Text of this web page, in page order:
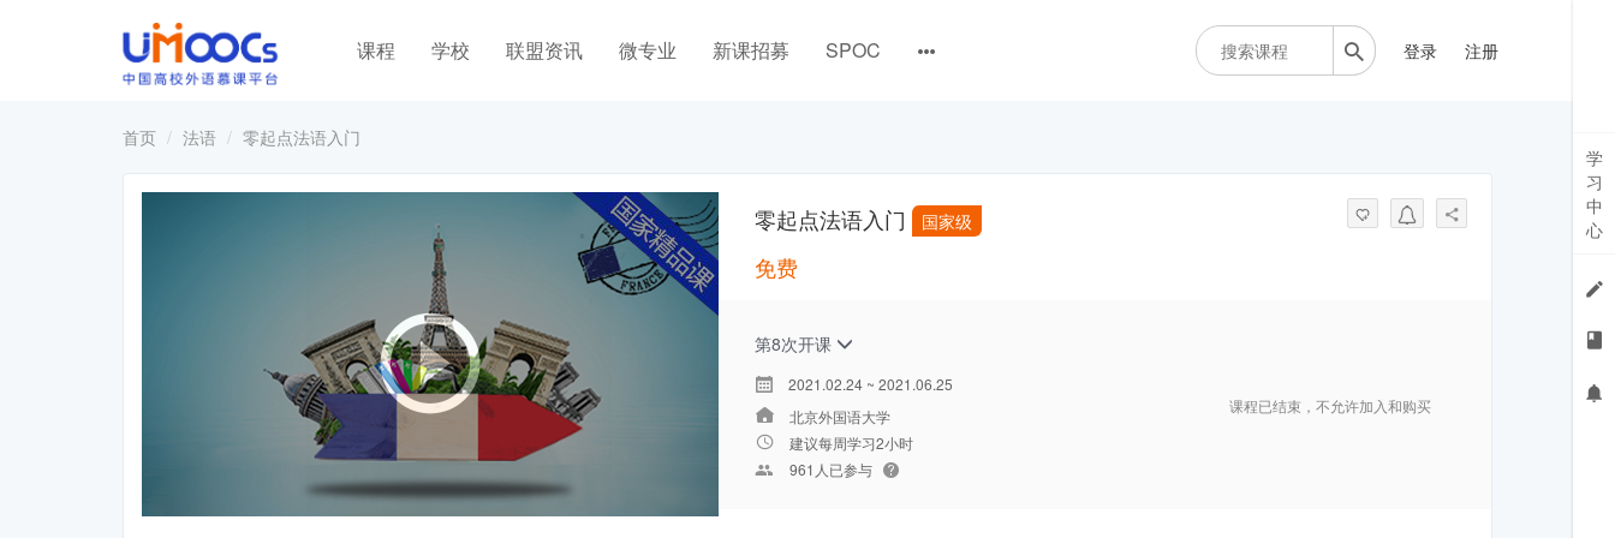
课程 学校 联盟资讯 微专业 新课招募 SPOC 登录 注册
首页 法语 零起点法语入门
零起点法语入门 国家级
免费
第8次开课
2021.02.24 ~ 2021.06.25
北京外国语大学
建议每周学习2小时
961人已参与
课程已结束，不允许加入和购买
学
习
中
心